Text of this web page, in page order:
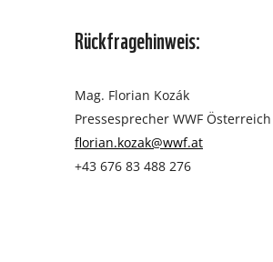
Rückfragehinweis:
Mag. Florian Kozák
Pressesprecher WWF Österreich
florian.kozak@wwf.at
+43 676 83 488 276